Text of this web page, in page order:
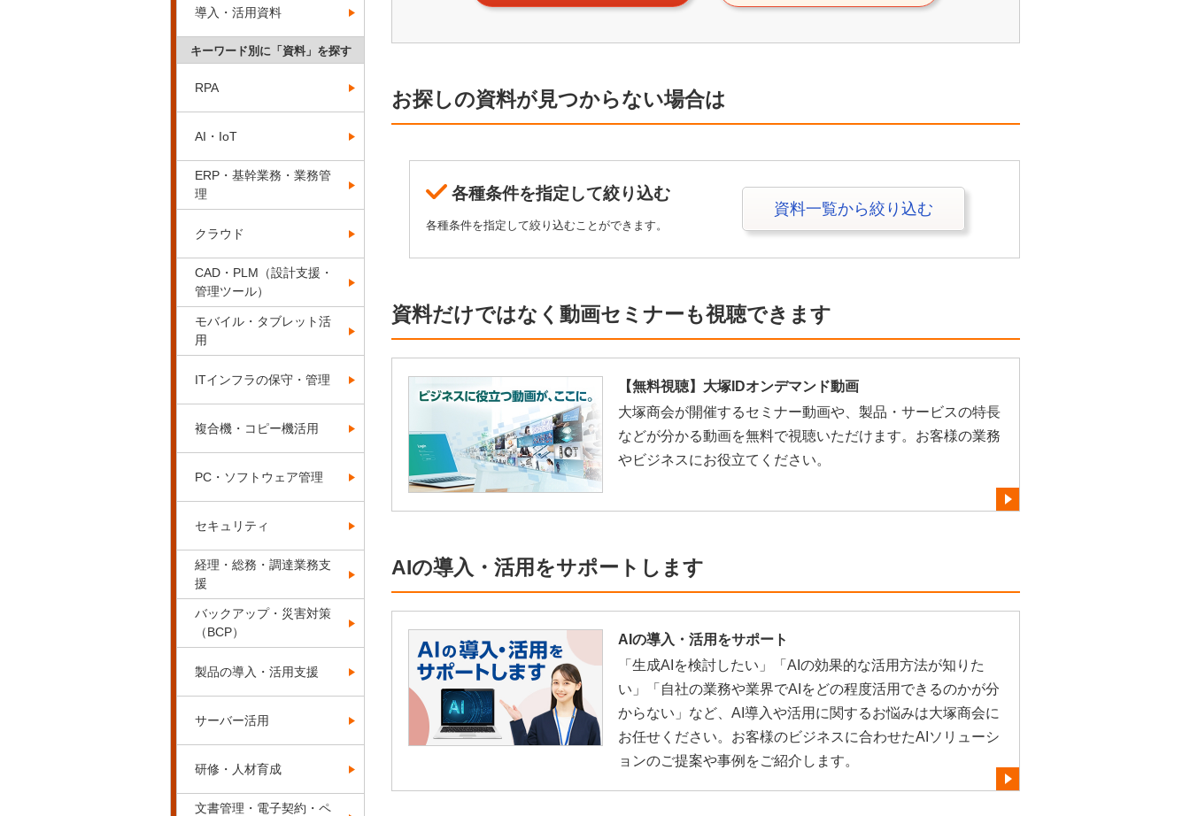
お探しの資料が見つからない場合は
各種条件を指定して絞り込む
各種条件を指定して絞り込むことができます。
資料一覧から絞り込む
資料だけではなく動画セミナーも視聴できます
【無料視聴】大塚IDオンデマンド動画
大塚商会が開催するセミナー動画や、製品・サービスの特長
などが分かる動画を無料で視聴いただけます。お客様の業務
やビジネスにお役立てください。
AIの導入・活用をサポートします
AIの導入・活用をサポート
「生成AIを検討したい」「AIの効果的な活用方法が知りた
い」「自社の業務や業界でAIをどの程度活用できるのかが分
からない」など、AI導入や活用に関するお悩みは大塚商会に
お任せください。お客様のビジネスに合わせたAIソリューシ
ョンのご提案や事例をご紹介します。
導入・活用資料
キーワード別に「資料」を探す
RPA
AI・IoT
ERP・基幹業務・業務管
理
クラウド
CAD・PLM（設計支援・
管理ツール）
モバイル・タブレット活
用
ITインフラの保守・管理
複合機・コピー機活用
PC・ソフトウェア管理
セキュリティ
経理・総務・調達業務支
援
バックアップ・災害対策
（BCP）
製品の導入・活用支援
サーバー活用
研修・人材育成
文書管理・電子契約・ペ